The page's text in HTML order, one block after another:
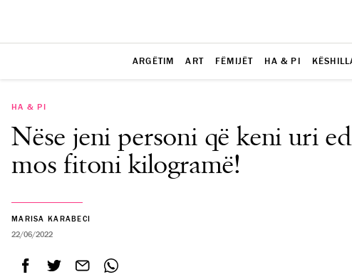
ARGËTIM ART FËMIJËT HA & PI
HA & PI
Nëse jeni personi që keni uri
mos fitoni kilogramë!
MARISA KARABECI
22/06/2022